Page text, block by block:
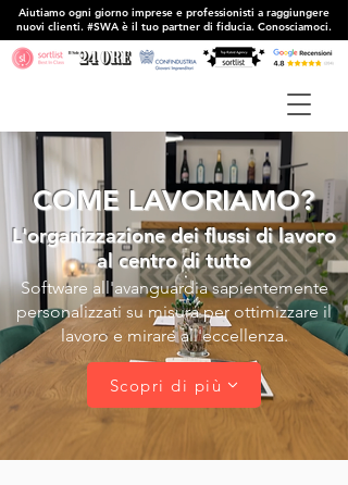
Aiutiamo ogni giorno imprese e professionisti a raggiungere
nuovi clienti. #SWA è il tuo partner di fiducia. Conosciamoci.
COME LAVORIAMO?
L'organizzazione dei flussi di lavoro
al centro di tutto
Software all'avanguardia sapientemente
personalizzati su misura per ottimizzare il
lavoro e mirare all'eccellenza.
Scopri di più